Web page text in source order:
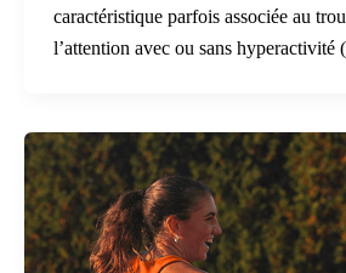
caractéristique parfois associée au
l’attention avec ou sans